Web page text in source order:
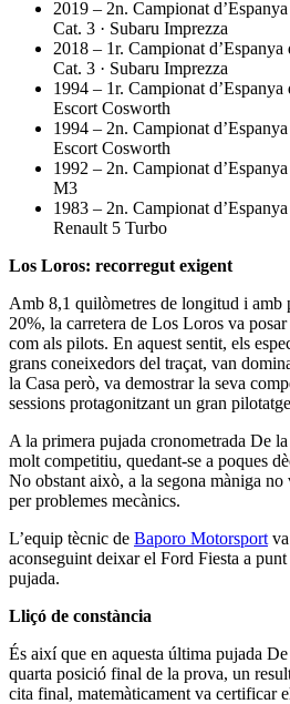
2019 – 2n. Campionat
Cat. 3 · Subaru Imprezza
2018 – 1r. Campionat
Cat. 3 · Subaru Imprezza
1994 – 1r. Campionat
Escort Cosworth
1994 – 2n. Campionat
Escort Cosworth
1992 – 2n. Campionat
M3
1983 – 2n. Campionat
Renault 5 Turbo
Los Loros: recorregut exigent
Amb 8,1 quilòmetres de longitud i amb
20%, la carretera de Los Loros va
com als pilots. En aquest sentit, els
grans coneixedors del traçat, van
la Casa però, va demostrar la seva
sessions protagonitzant un gran
A la primera pujada cronometrada De
molt competitiu, quedant-se a poques
No obstant això, a la segona màniga
per problemes mecànics.
L’equip tècnic de Baporo Motorsport
aconseguint deixar el Ford Fiesta a
pujada.
Lliçó de constància
És així que en aquesta última pujada
quarta posició final de la prova, un
cita final, matemàticament va certificar